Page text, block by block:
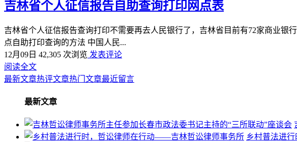
吉林省个人征信报告自助查询打印网点表
吉林省个人征信报告查询打印不需要再去人民银行了，吉林省目前有72家商业
点自助打印查询的方法 中国人民...
12月09日 42,305 次浏览 发表评论
阅读全文
最新文章热评文章热门文章最近留言
最新文章
乡村普法进